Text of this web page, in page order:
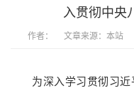
入贯彻中央
作者： 文章来源：本站
为深入学习贯彻习